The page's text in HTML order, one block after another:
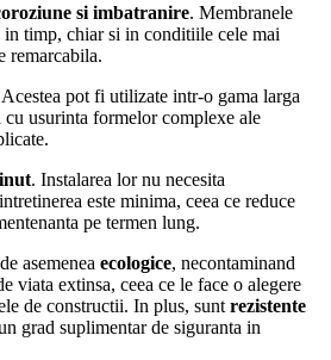
si imbatranire. Membranele
timp, chiar si in conditiile cele mai
remarcabila.
Acestea pot fi utilizate intr-o gama larga
cu usurinta formelor complexe ale
. Instalarea lor nu necesita
este minima, ceea ce reduce
pe termen lung.
asemenea ecologice, necontaminand
viata extinsa, ceea ce le face o alegere
de constructii. In plus, sunt rezistente
grad suplimentar de siguranta in